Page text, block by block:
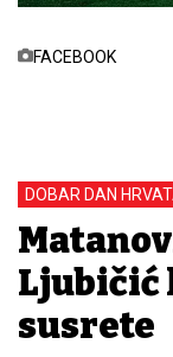
FACEBOOK
DOBAR DAN
Ljubičić
susrete